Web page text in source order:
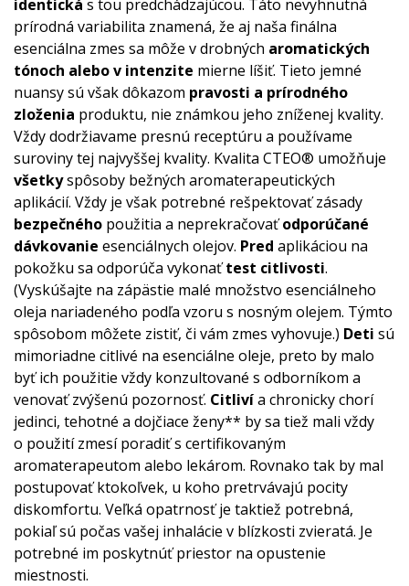
identická s tou predchádzajúcou. Táto nevyhnutná
prírodná variabilita znamená, že aj naša finálna
esenciálna zmes sa môže v drobných aromatických
tónoch alebo v intenzite mierne líšiť. Tieto jemné
nuansy sú však dôkazom pravosti a prírodného
zloženia produktu, nie známkou jeho zníženej kvality.
Vždy dodržiavame presnú receptúru a používame
suroviny tej najvyššej kvality. Kvalita CTEO® umožňuje
všetkyspôsoby bežných aromaterapeutických
aplikácií. Vždy je však potrebné rešpektovať zásady
bezpečného použitia a neprekračovaťodporúčané
dávkovanie esenciálnych olejov. Pred aplikáciou na
pokožku sa odporúča vykonaťtest citlivosti.
(Vyskúšajte na zápästie malé množstvo esenciálneho
oleja nariadeného podľa vzoru s nosným olejem. Týmto
spôsobom môžete zistiť, či vám zmes vyhovuje.) Deti sú
mimoriadne citlivé na esenciálne oleje, preto by malo
byť ich použitie vždy konzultované s odborníkom a
venovať zvýšenú pozornosť. Citlivía chronicky chorí
jedinci, tehotné a dojčiace ženy** by sa tiež mali vždy
o použití zmesí poradiť s certifikovaným
aromaterapeutom alebo lekárom. Rovnako tak by mal
postupovať ktokoľvek, u koho pretrvávajú pocity
diskomfortu. Veľká opatrnosť je taktiež potrebná,
pokiaľ sú počas vašej inhalácie v blízkosti zvieratá. Je
potrebné im poskytnúť priestor na opustenie
miestnosti.